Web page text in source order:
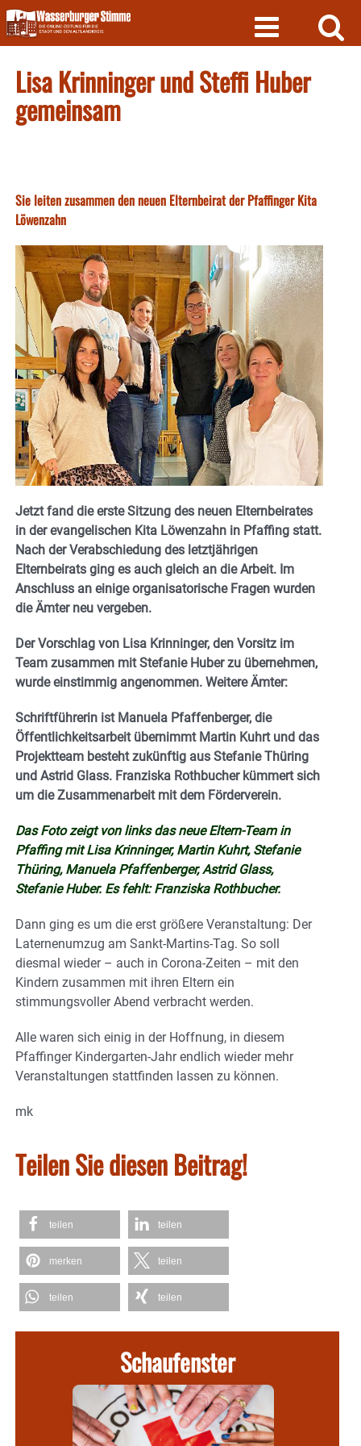
Skip
to
content
Lisa Krinninger und Steffi Huber
gemeinsam
Sie leiten zusammen den neuen Elternbeirat der Pfaffinger Kita
Löwenzahn
Jetzt fand die erste Sitzung des neuen Elternbeirates
in der evangelischen Kita Löwenzahn in Pfaffing statt.
Nach der Verabschiedung des letztjährigen
Elternbeirats ging es auch gleich an die Arbeit. Im
Anschluss an einige organisatorische Fragen wurden
die Ämter neu vergeben.
Der Vorschlag von Lisa Krinninger, den Vorsitz im
Team zusammen mit Stefanie Huber zu übernehmen,
wurde einstimmig angenommen. Weitere Ämter:
Schriftführerin ist Manuela Pfaffenberger, die
Öffentlichkeitsarbeit übernimmt Martin Kuhrt und das
Projektteam besteht zukünftig aus Stefanie Thüring
und Astrid Glass. Franziska Rothbucher kümmert sich
um die Zusammenarbeit mit dem Förderverein.
Das Foto zeigt von links das neue Eltern-Team in
Pfaffing mit Lisa Krinninger, Martin Kuhrt, Stefanie
Thüring, Manuela Pfaffenberger, Astrid Glass,
Stefanie Huber. Es fehlt:Franziska Rothbucher.
Dann ging es um die erst größere Veranstaltung: Der
Laternenumzug am Sankt-Martins-Tag. So soll
diesmal wieder – auch in Corona-Zeiten – mit den
Kindern zusammen mit ihren Eltern ein
stimmungsvoller Abend verbracht werden.
Alle waren sich einig in der Hoffnung, in diesem
Pfaffinger Kindergarten-Jahr endlich wieder mehr
Veranstaltungen stattfinden lassen zu können.
mk
Teilen Sie diesen Beitrag!
teilen teilen
merken teilen
teilen teilen
Schaufenster